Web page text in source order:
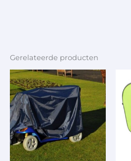
Gerelateerde producten